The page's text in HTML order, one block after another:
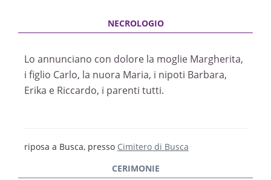
Lo annunciano con dolore la moglie Margherita,
i figlio Carlo, la nuora Maria, i nipoti Barbara,
Erika e Riccardo, i parenti tutti.
riposa a Busca, presso Cimitero di Busca